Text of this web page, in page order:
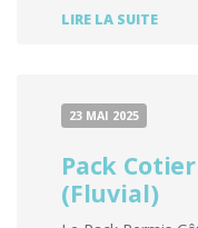
LIRE LA SUITESTAGE
23 MAI 2025
Pack
(Fluvial)